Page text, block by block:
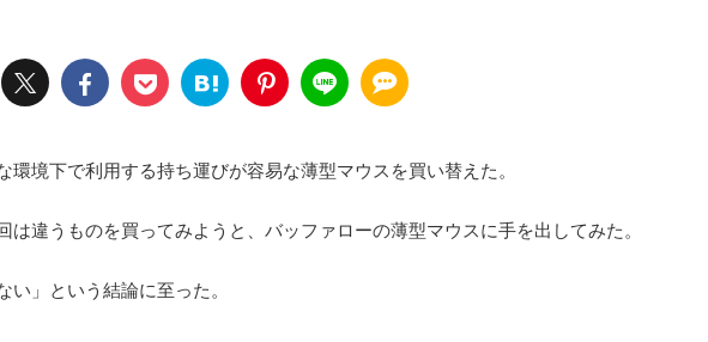
境下で利用する持ち運びが容易な薄型マウスを買い替えた。
違うものを買ってみようと、バッファローの薄型マウスに手を出してみた。
」という結論に至った。